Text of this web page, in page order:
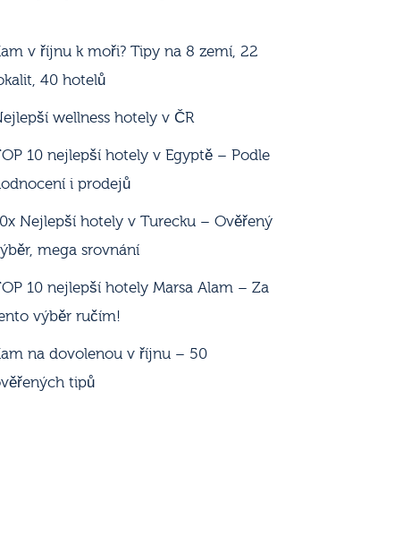
v říjnu k moři? Tipy na 8 zemí, 22
40 hotelů
wellness hotely v ČR
10 nejlepší hotely v Egyptě – Podle
i prodejů
Nejlepší hotely v Turecku – Ověřený
mega srovnání
10 nejlepší hotely Marsa Alam – Za
výběr ručím!
na dovolenou v říjnu – 50
tipů